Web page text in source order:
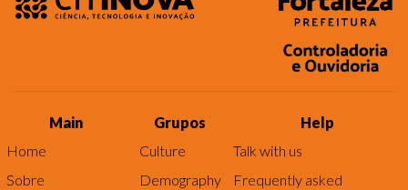
Main
Home
Sobre
Grupos
Culture
Demography
Help
Talk with us
Frequently asked